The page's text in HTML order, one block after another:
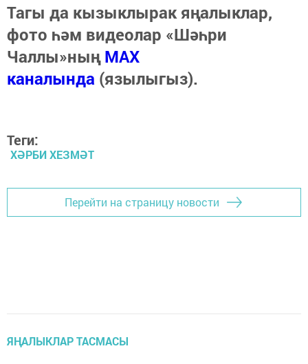
Тагы да кызыклырак яңалыклар,
фото һәм видеолар «Шәһри
Чаллы»ныңMAX
каналында (язылыгыз).
Теги:
ХӘРБИ ХЕЗМӘТ
Перейти на страницу новости
ЯҢАЛЫКЛАР ТАСМАСЫ